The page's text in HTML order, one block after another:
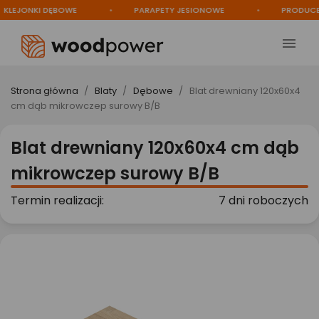
DĘBOWE PARAPETY JESIONOWE PRODUCENT

Strona główna Blaty Dębowe
Blat drewniany 120x60x4
cm dąb mikrowczep surowy B/B
Blat drewniany 120x60x4 cm dąb
mikrowczep surowy B/B
Termin realizacji: 7 dni roboczych